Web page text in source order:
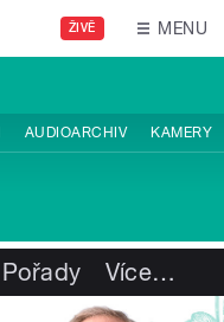
ŽIVĚ MENU
AUDIOARCHIV KAMERY
Pořady Více…